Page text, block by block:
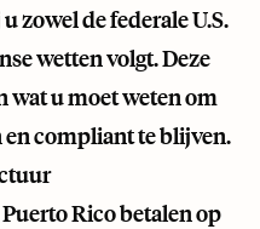
zowel de federale U.S.
wetten volgt. Deze
wat u moet weten om
compliant te blijven.
Rico betalen op